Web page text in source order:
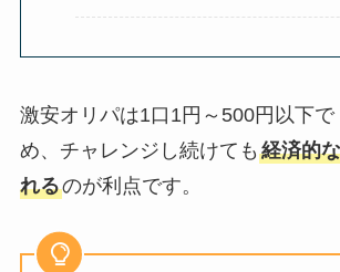
激安オリパは1口1円～500円以下で
め、チャレンジし続けても 経済的
れるのが利点です。